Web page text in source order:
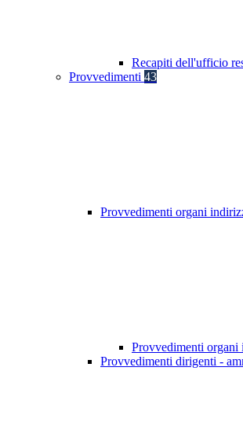
Recapiti dell'ufficio
Provvedimenti 43
Provvedimenti organi
Provvedimenti
Provvedimenti dirigenti -